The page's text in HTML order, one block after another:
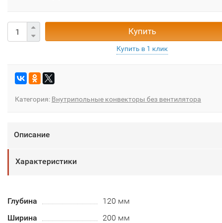
Купить
Категория: Внутрипольные конвекторы без вентилятора
Описание
Характеристики
Глубина
120 мм
Ширина
200 мм